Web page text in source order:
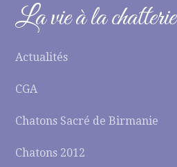
La vie à la chatterie
Actualités
CGA
Chatons Sacré de Birmanie
Chatons 2012